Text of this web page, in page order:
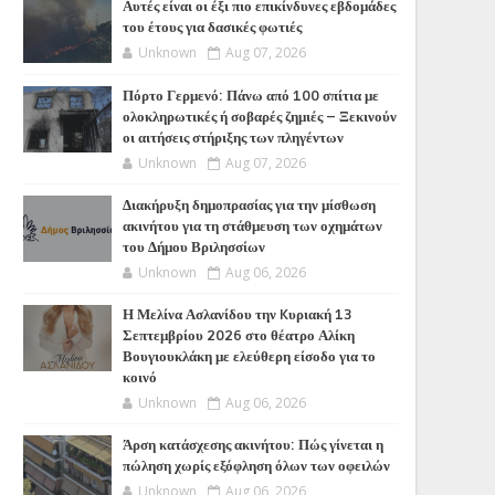
Αυτές είναι οι έξι πιο επικίνδυνες εβδομάδες
του έτους για δασικές φωτιές
Unknown Aug 07, 2026
Πόρτο Γερμενό: Πάνω από 100 σπίτια με
ολοκληρωτικές ή σοβαρές ζημιές – Ξεκινούν
οι αιτήσεις στήριξης των πληγέντων
Unknown Aug 07, 2026
Διακήρυξη δημοπρασίας για την μίσθωση
ακινήτου για τη στάθμευση των οχημάτων
του Δήμου Βριλησσίων
Unknown Aug 06, 2026
Η Μελίνα Ασλανίδου την Kυριακή 13
Σεπτεμβρίου 2026 στο θέατρο Αλίκη
Βουγιουκλάκη με ελεύθερη είσοδο για το
κοινό
Unknown Aug 06, 2026
Άρση κατάσχεσης ακινήτου: Πώς γίνεται η
πώληση χωρίς εξόφληση όλων των οφειλών